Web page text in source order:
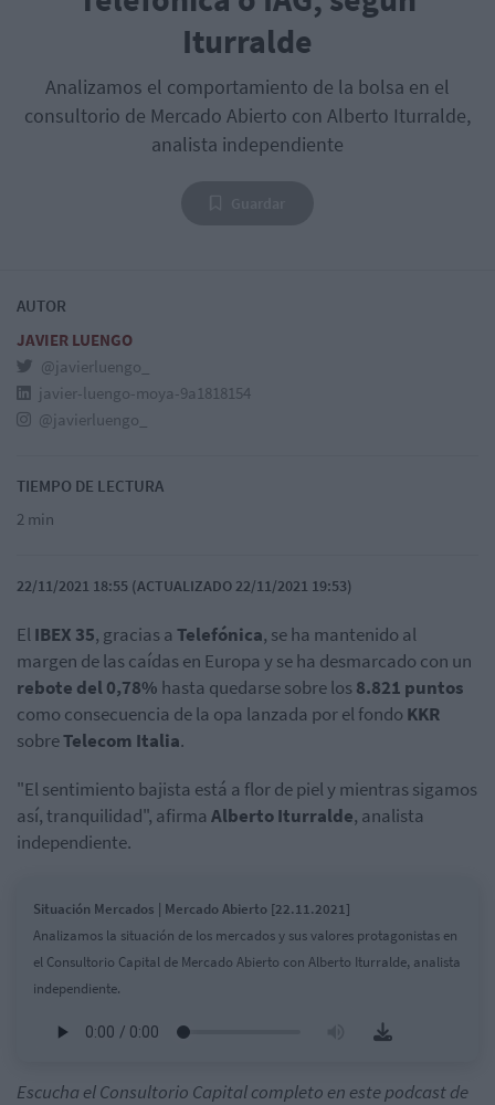
Iturralde
Analizamos el comportamiento de la bolsa en el
consultorio de Mercado Abierto con Alberto Iturralde,
analista independiente
AUTOR
JAVIER LUENGO
@javierluengo_
javier-luengo-moya-9a1818154
@javierluengo_
TIEMPO DE LECTURA
2 min
22/11/2021 18:55 (ACTUALIZADO 22/11/2021 19:53)
ElIBEX 35, gracias a Telefónica, se ha mantenido al
margen de las caídas en Europa y se ha desmarcado con un
rebote del 0,78% hasta quedarse sobre los8.821 puntos
como consecuencia de la opa lanzada por el fondo KKR
sobreTelecom Italia.
"El sentimiento bajista está a flor de piel y mientras sigamos
así, tranquilidad", afirma AlbertoIturralde, analista
independiente.
Situación Mercados | Mercado Abierto [22.11.2021]
Analizamos la situación de los mercados y sus valores protagonistas en
el Consultorio Capital de Mercado Abierto con Alberto Iturralde, analista
independiente.
Escucha el Consultorio Capital completo en este podcast de